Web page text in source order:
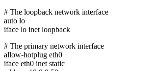
# The loopback network interface
auto lo
iface lo inet loopback
# The primary network interface
allow-hotplug eth0
iface eth0 inet static